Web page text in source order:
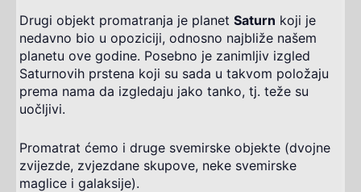
Drugi objekt promatranja je planet Saturn koji je
nedavno bio u opoziciji, odnosno najbliže našem
planetu ove godine. Posebno je zanimljiv izgled
Saturnovih prstena koji su sada u takvom položaju
prema nama da izgledaju jako tanko, tj. teže su
uočljivi.
Promatrat ćemo i druge svemirske objekte (dvojne
zvijezde, zvjezdane skupove, neke svemirske
maglice i galaksije).